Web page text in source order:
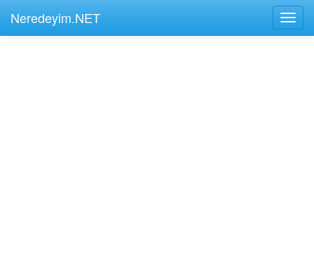
Neredeyim.NET